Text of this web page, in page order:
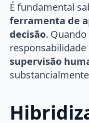
É fundamental
ferramenta de
decisão.
supervisão